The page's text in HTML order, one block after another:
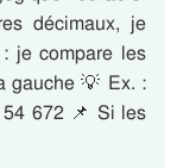
décimaux, je
je compare les
gauche 💡 Ex. :
672 📌 Si les